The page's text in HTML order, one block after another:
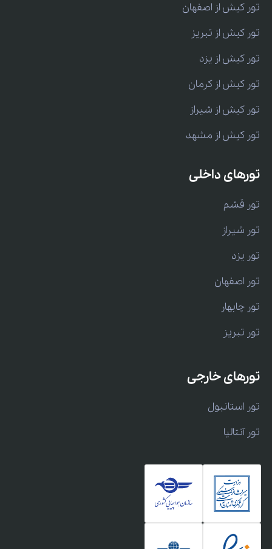
تور کیش از اصفهان
تور کیش از تبریز
تور کیش از یزد
تور کیش از کرمان
تور کیش از شیراز
تور کیش از مشهد
تورهای داخلی
تور قشم
تور شیراز
تور یزد
تور اصفهان
تور چابهار
تور تبریز
تورهای خارجی
تور استانبول
تور آنتالیا